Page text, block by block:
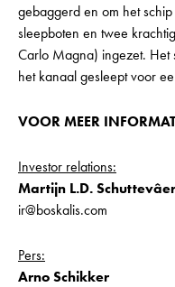
gebaggerd en om het
sleepboten en twee
Carlo Magna) ingezet. Het
het kanaal gesleept voor
VOOR MEER
Investor relations:
Martijn L.D. Schuttevâer
ir@boskalis.com
Pers:
Arno Schikker